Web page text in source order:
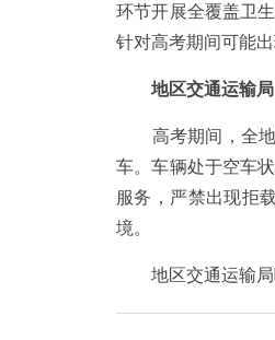
环节开展全覆盖卫
针对高考期间可能
地区交通运输局
高考期间，全地
车。车辆处于空车
服务，严禁出现拒
境。
地区交通运输局呼